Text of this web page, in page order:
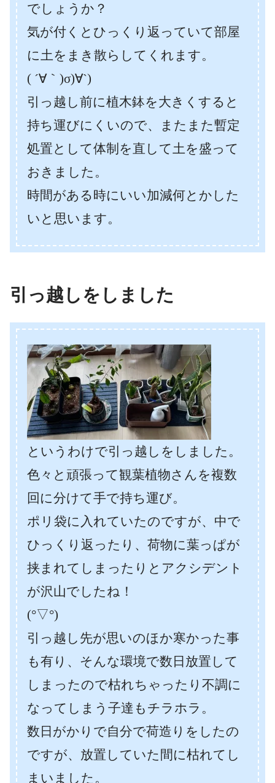
でしょうか？
気が付くとひっくり返っていて部屋
に土をまき散らしてくれます。
( ´∀｀)σ)∀`)
引っ越し前に植木鉢を大きくすると
持ち運びにくいので、またまた暫定
処置として体制を直して土を盛って
おきました。
時間がある時にいい加減何とかした
いと思います。
引っ越しをしました
というわけで引っ越しをしました。
色々と頑張って観葉植物さんを複数
回に分けて手で持ち運び。
ポリ袋に入れていたのですが、中で
ひっくり返ったり、荷物に葉っぱが
挟まれてしまったりとアクシデント
が沢山でしたね！
(°▽°)
引っ越し先が思いのほか寒かった事
も有り、そんな環境で数日放置して
しまったので枯れちゃったり不調に
なってしまう子達もチラホラ。
数日がかりで自分で荷造りをしたの
ですが、放置していた間に枯れてし
まいました。